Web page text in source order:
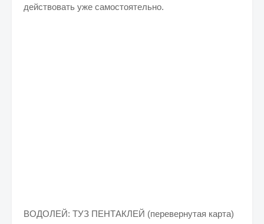
действовать уже самостоятельно.
ВОДОЛЕЙ: ТУЗ ПЕНТАКЛЕЙ (перевернутая карта)